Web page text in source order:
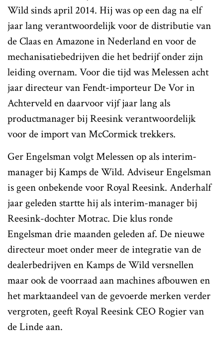
Wild sinds april 2014. Hij was op een dag na elf
jaar lang verantwoordelijk voor de distributie van
de Claas en Amazone in Nederland en voor de
mechanisatiebedrijven die het bedrijf onder zijn
leiding overnam. Voor die tijd was Melessen acht
jaar directeur van Fendt-importeur De Vor in
Achterveld en daarvoor vijf jaar lang als
productmanager bij Reesink verantwoordelijk
voor de import van McCormick trekkers.
Ger Engelsman volgt Melessen op als interim-
manager bij Kamps de Wild. Adviseur Engelsman
is geen onbekende voor Royal Reesink. Anderhalf
jaar geleden startte hij als interim-manager bij
Reesink-dochter Motrac. Die klus ronde
Engelsman drie maanden geleden af. De nieuwe
directeur moet onder meer de integratie van de
dealerbedrijven en Kamps de Wild versnellen
maar ook de voorraad aan machines afbouwen en
het marktaandeel van de gevoerde merken verder
vergroten, geeft Royal Reesink CEO Rogier van
de Linde aan.